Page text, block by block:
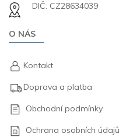
DIČ: CZ28634039
O NÁS
Kontakt
Doprava a platba
Obchodní podmínky
Ochrana osobních údajů